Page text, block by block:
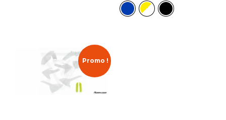
Promo !